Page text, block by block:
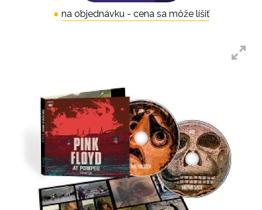
● na objednávku - cena sa môže líšiť